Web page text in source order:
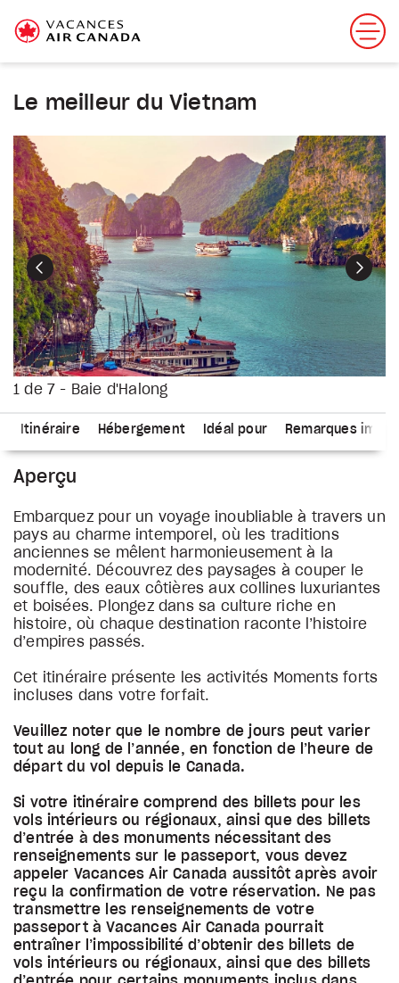
Le meilleur du Vietnam
1 de 7 - Baie d'Halong
Précédent
Itinéraire Hébergement Idéal pour Remarques
Aperçu
Embarquez pour un voyage inoubliable à travers un
pays au charme intemporel, où les traditions
anciennes se mêlent harmonieusement à la
modernité. Découvrez des paysages à couper le
souffle, des eaux côtières aux collines luxuriantes
et boisées. Plongez dans sa culture riche en
histoire, où chaque destination raconte l’histoire
d’empires passés.
Cet itinéraire présente les activités Moments forts
incluses dans votre forfait.
Veuillez noter que le nombre de jours peut varier
tout au long de l’année, en fonction de l’heure de
départ du vol depuis le Canada.
Si votre itinéraire comprend des billets pour les
vols intérieurs ou régionaux, ainsi que des billets
d’entrée à des monuments nécessitant des
renseignements sur le passeport, vous devez
appeler Vacances Air Canada aussitôt après avoir
reçu la confirmation de votre réservation. Ne pas
transmettre les renseignements de votre
passeport à Vacances Air Canada pourrait
entraîner l’impossibilité d’obtenir des billets de
vols intérieurs ou régionaux, ainsi que des billets